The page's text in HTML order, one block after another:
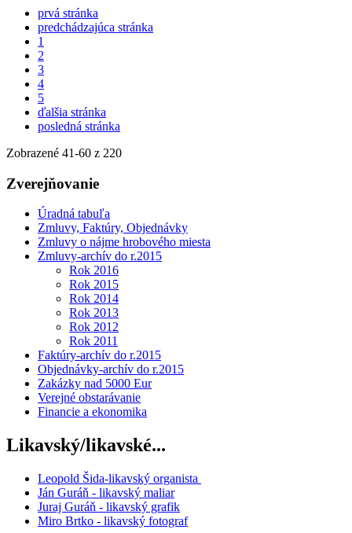
prvá stránka
predchádzajúca stránka
1
2
3
4
5
ďalšia stránka
posledná stránka
Zobrazené 41-60 z 220
Zverejňovanie
Úradná tabuľa
Zmluvy, Faktúry, Objednávky
Zmluvy o nájme hrobového miesta
Zmluvy-archív do r.2015
Rok 2016
Rok 2015
Rok 2014
Rok 2013
Rok 2012
Rok 2011
Faktúry-archív do r.2015
Objednávky-archív do r.2015
Zakázky nad 5000 Eur
Verejné obstarávanie
Financie a ekonomika
Likavský/likavské...
Leopold Šida-likavský organista
Ján Guráň - likavský maliar
Juraj Guráň - likavský grafik
Miro Brtko - likavský fotograf